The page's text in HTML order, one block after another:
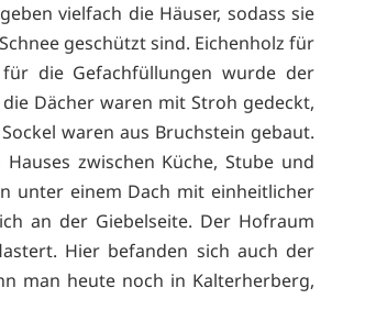
vielfach die Häuser, sodass sie
geschützt sind. Eichenholz für
die Gefachfüllungen wurde der
Dächer waren mit Stroh gedeckt,
waren aus Bruchstein gebaut.
zwischen Küche, Stube und
unter einem Dach mit einheitlicher
an der Giebelseite. Der Hofraum
Hier befanden sich auch der
man heute noch in Kalterherberg,